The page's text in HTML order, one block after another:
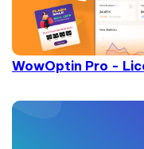
WowOptin Pro -